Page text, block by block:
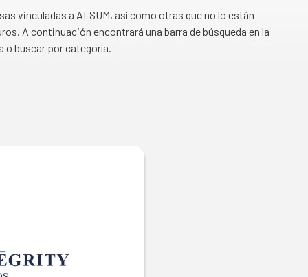
vinculadas a ALSUM, así como otras que no lo están
A continuación encontrará una barra de búsqueda en la
o buscar por categoría.